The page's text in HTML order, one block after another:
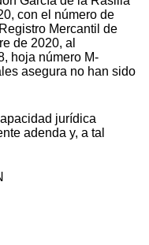
con el número de
Mercantil de
de 2020, al
hoja número M-
asegura no han sido
jurídica
adenda y, a tal